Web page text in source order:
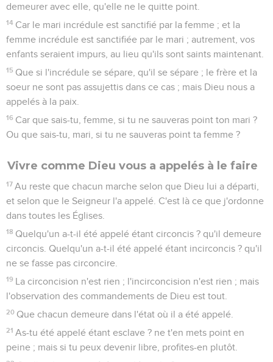
demeurer avec elle, qu'elle ne le quitte point.
14 Car le mari incrédule est sanctifié par la femme ; et la
femme incrédule est sanctifiée par le mari ; autrement, vos
enfants seraient impurs, au lieu qu'ils sont saints maintenant.
15 Que si l'incrédule se sépare, qu'il se sépare ; le frère et la
soeur ne sont pas assujettis dans ce cas ; mais Dieu nous a
appelés à la paix.
16 Car que sais-tu, femme, si tu ne sauveras point ton mari ?
Ou que sais-tu, mari, si tu ne sauveras point ta femme ?
Vivre comme Dieu vous a appelés à le faire
17 Au reste que chacun marche selon que Dieu lui a départi,
et selon que le Seigneur l'a appelé. C'est là ce que j'ordonne
dans toutes les Églises.
18 Quelqu'un a-t-il été appelé étant circoncis ? qu'il demeure
circoncis. Quelqu'un a-t-il été appelé étant incirconcis ? qu'il
ne se fasse pas circoncire.
19 La circoncision n'est rien ; l'incirconcision n'est rien ; mais
l'observation des commandements de Dieu est tout.
20 Que chacun demeure dans l'état où il a été appelé.
21 As-tu été appelé étant esclave ? ne t'en mets point en
peine ; mais si tu peux devenir libre, profites-en plutôt.